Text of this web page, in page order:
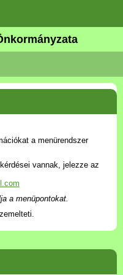
a menürendszer
vannak, jelezze az
a menüpontokat.